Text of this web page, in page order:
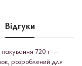
Відгуки
720 г —
розроблений для